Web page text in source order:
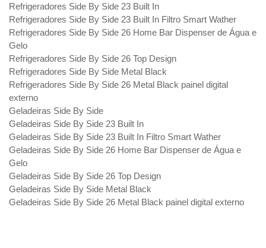
Refrigeradores Side By Side 23 Built In
Refrigeradores Side By Side 23 Built In Filtro Smart Wather
Refrigeradores Side By Side 26 Home Bar Dispenser de Água e
Gelo
Refrigeradores Side By Side 26 Top Design
Refrigeradores Side By Side Metal Black
Refrigeradores Side By Side 26 Metal Black painel digital
externo
Geladeiras Side By Side
Geladeiras Side By Side 23 Built In
Geladeiras Side By Side 23 Built In Filtro Smart Wather
Geladeiras Side By Side 26 Home Bar Dispenser de Água e
Gelo
Geladeiras Side By Side 26 Top Design
Geladeiras Side By Side Metal Black
Geladeiras Side By Side 26 Metal Black painel digital externo